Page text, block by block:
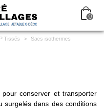
0
Tissés > Sacs isothermes
conserver et transporter
dans des conditions